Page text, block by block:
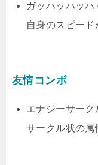
ガッハッハッハ
自身のスピード
友情コンボ
エナジーサーク
サークル状の